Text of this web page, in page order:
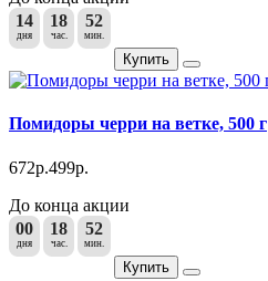
14
дня
18
час.
52
мин.
Купить
Помидоры черри на ветке, 500 г
672р.499р.
До конца акции
00
дня
18
час.
52
мин.
Купить